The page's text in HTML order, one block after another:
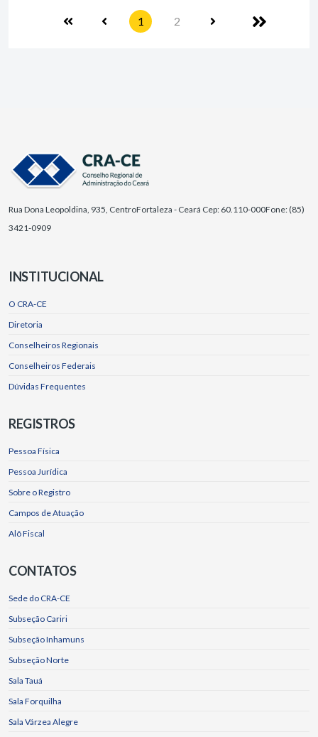
1 2
Rua Dona Leopoldina, 935, CentroFortaleza - Ceará Cep: 60.110-000Fone: (85)
3421-0909
INSTITUCIONAL
O CRA-CE
Diretoria
Conselheiros Regionais
Conselheiros Federais
Dúvidas Frequentes
REGISTROS
Pessoa Física
Pessoa Jurídica
Sobre o Registro
Campos de Atuação
Alô Fiscal
CONTATOS
Sede do CRA-CE
Subseção Cariri
Subseção Inhamuns
Subseção Norte
Sala Tauá
Sala Forquilha
Sala Várzea Alegre